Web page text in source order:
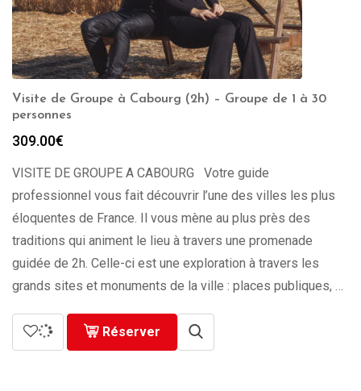
Visite de Groupe à Cabourg (2h) – Groupe de 1 à 30
personnes
309.00€
VISITE DE GROUPE A CABOURG Votre guide
professionnel vous fait découvrir l’une des villes les plus
éloquentes de France. Il vous mène au plus près des
traditions qui animent le lieu à travers une promenade
guidée de 2h. Celle-ci est une exploration à travers les
grands sites et monuments de la ville : places publiques, …
Réserver